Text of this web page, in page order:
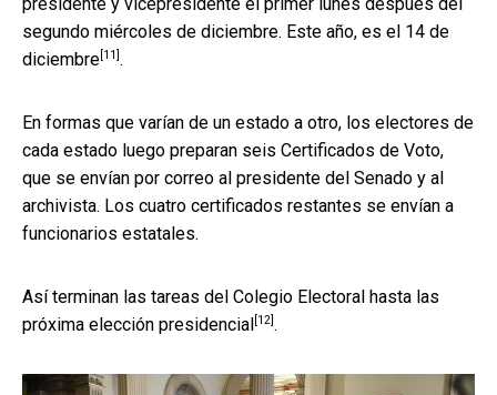
segundo miércoles de diciembre. Este año, es el 14 de
diciembre [11] .
En formas que varían de un estado a otro, los electores de
cada estado luego preparan seis Certificados de Voto,
que se envían por correo al presidente del Senado y al
archivista. Los cuatro certificados restantes se envían a
funcionarios estatales.
Así terminan las tareas del Colegio Electoral hasta las
próxima elección presidencial [12] .